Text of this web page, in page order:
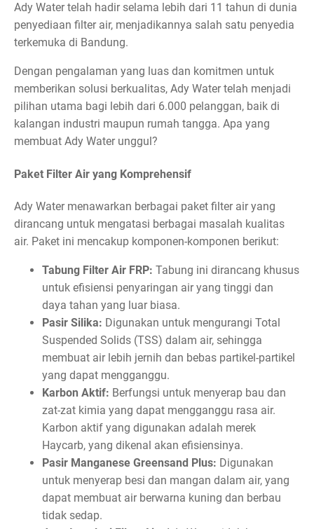
Ady Water telah hadir selama lebih dari 11 tahun di dunia
penyediaan filter air, menjadikannya salah satu penyedia
terkemuka di Bandung.
Dengan pengalaman yang luas dan komitmen untuk
memberikan solusi berkualitas, Ady Water telah menjadi
pilihan utama bagi lebih dari 6.000 pelanggan, baik di
kalangan industri maupun rumah tangga. Apa yang
membuat Ady Water unggul?
Paket Filter Air yang Komprehensif
Ady Water menawarkan berbagai paket filter air yang
dirancang untuk mengatasi berbagai masalah kualitas
air. Paket ini mencakup komponen-komponen berikut:
Tabung Filter Air FRP: Tabung ini dirancang khusus
untuk efisiensi penyaringan air yang tinggi dan
daya tahan yang luar biasa.
Pasir Silika: Digunakan untuk mengurangi Total
Suspended Solids (TSS) dalam air, sehingga
membuat air lebih jernih dan bebas partikel-partikel
yang dapat mengganggu.
Karbon Aktif: Berfungsi untuk menyerap bau dan
zat-zat kimia yang dapat mengganggu rasa air.
Karbon aktif yang digunakan adalah merek
Haycarb, yang dikenal akan efisiensinya.
Pasir Manganese Greensand Plus: Digunakan
untuk menyerap besi dan mangan dalam air, yang
dapat membuat air berwarna kuning dan berbau
tidak sedap.